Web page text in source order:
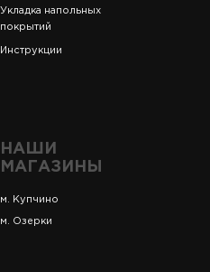
Укладка напольных
покрытий
Инструкции
НАШИ
МАГАЗИНЫ
м. Купчино
м. Озерки